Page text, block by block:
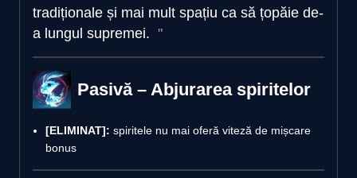
tradiționale și mai mult spațiu ca să țopăie de-
a lungul supremei.
Pasivă – Abjurarea spiritelor
[ELIMINAT]: spiritele nu mai oferă viteză de mișcare
bonus